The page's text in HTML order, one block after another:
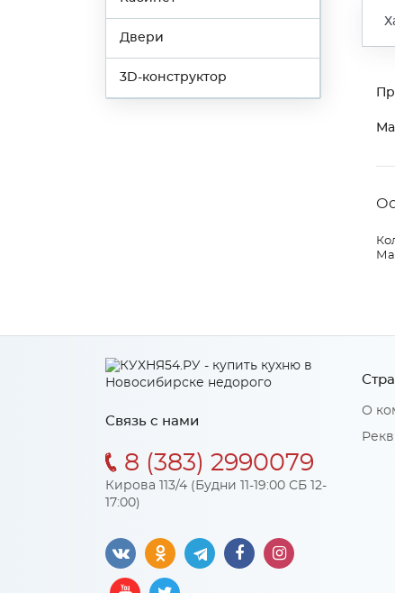
Двери
3D-конструктор
Связь с нами
8 (383) 2990079
Кирова 113/4 (Будни 11-19:00 СБ 12-
17:00)
О